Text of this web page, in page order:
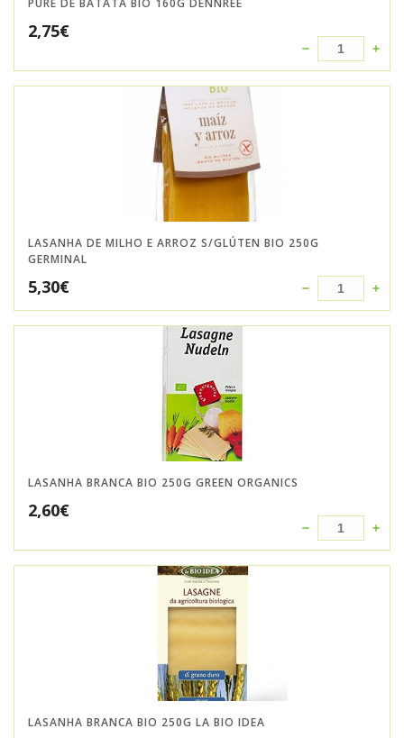
PURÉ DE BATATA BIO 160G DENNREE
2,75€
LASANHA DE MILHO E ARROZ S/GLÚTEN BIO 250G
GERMINAL
5,30€
LASANHA BRANCA BIO 250G GREEN ORGANICS
2,60€
LASANHA BRANCA BIO 250G LA BIO IDEA